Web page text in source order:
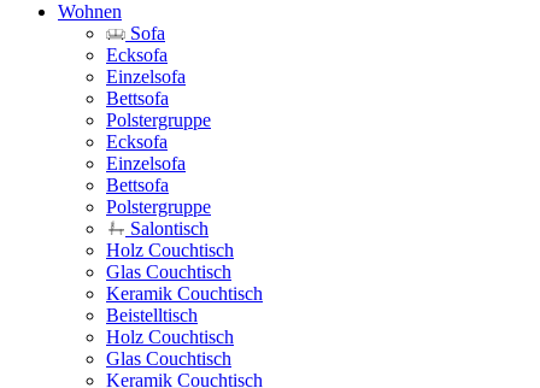
Wohnen
Sofa
Ecksofa
Einzelsofa
Bettsofa
Polstergruppe
Ecksofa
Einzelsofa
Bettsofa
Polstergruppe
Salontisch
Holz Couchtisch
Glas Couchtisch
Keramik Couchtisch
Beistelltisch
Holz Couchtisch
Glas Couchtisch
Keramik Couchtisch